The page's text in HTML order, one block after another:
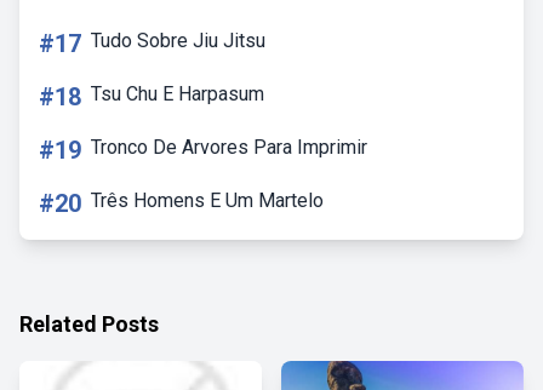
#17 Tudo Sobre Jiu Jitsu
#18 Tsu Chu E Harpasum
#19 Tronco De Arvores Para Imprimir
#20 Três Homens E Um Martelo
Related Posts